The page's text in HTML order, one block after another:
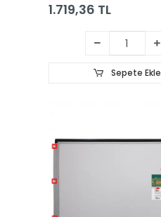
1.719,36 TL
Sepete Ekle